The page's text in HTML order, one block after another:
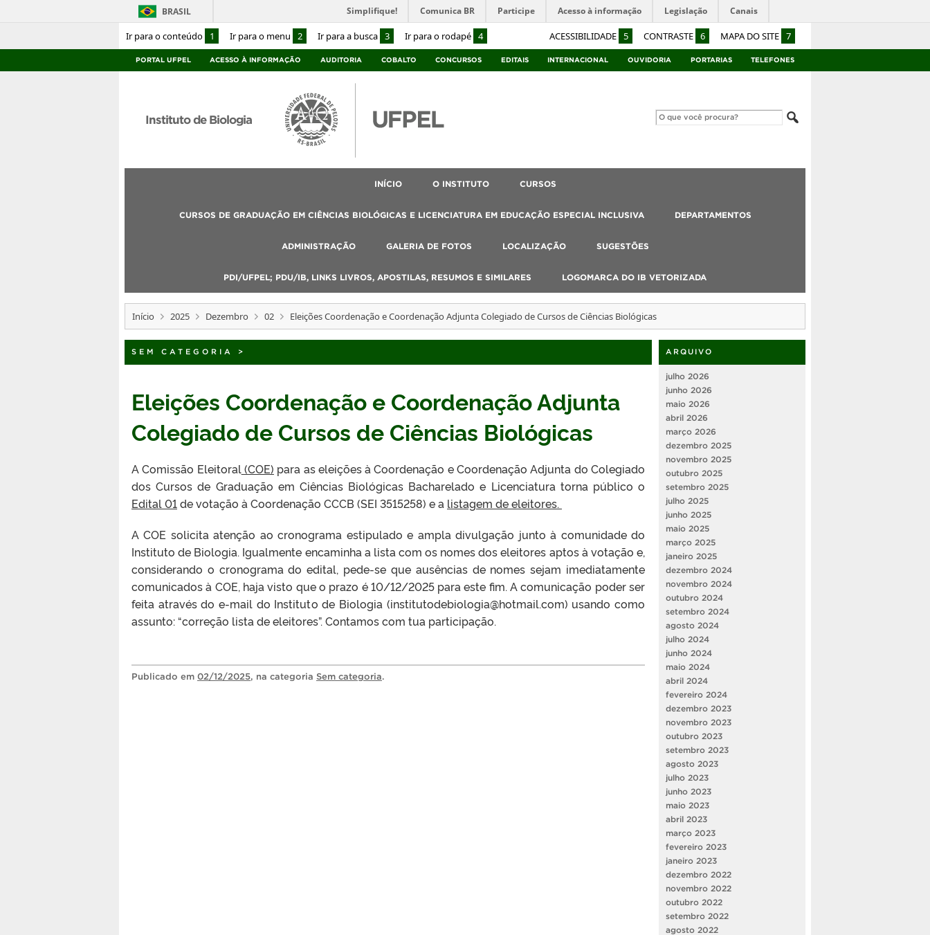
Ir para o conteúdo 1 Ir para o menu 2 Ir para a busca 3 Ir para o rodapé 4 ACESSIBILIDADE 5 CONTRASTE 6 MAPA DO SITE 7
BRASIL Simplifique! Comunica BR Participe Acesso à informação Legislação Canais
PORTAL UFPEL ACESSO À INFORMAÇÃO AUDITORIA COBALTO CONCURSOS EDITAIS INTERNACIONAL OUVIDORIA PORTARIAS TELEFONES
Instituto de Biologia
INÍCIO O INSTITUTO CURSOS
CURSOS DE GRADUAÇÃO EM CIÊNCIAS BIOLÓGICAS E LICENCIATURA EM EDUCAÇÃO ESPECIAL INCLUSIVA DEPARTAMENTOS
ADMINISTRAÇÃO GALERIA DE FOTOS LOCALIZAÇÃO SUGESTÕES
PDI/UFPEL; PDU/IB, LINKS LIVROS, APOSTILAS, RESUMOS E SIMILARES LOGOMARCA DO IB VETORIZADA
Início 2025 Dezembro 02 Eleições Coordenação e Coordenação Adjunta Colegiado de Cursos de Ciências Biológicas
SEM CATEGORIA >
Eleições Coordenação e Coordenação Adjunta
Colegiado de Cursos de Ciências Biológicas
A Comissão Eleitoral(COE) para as eleições à Coordenação e Coordenação Adjunta do Colegiado
dos Cursos de Graduação em Ciências Biológicas Bacharelado e Licenciatura torna público o
Edital 01de votação à Coordenação CCCB (SEI 3515258) e a listagem de eleitores.
A COE solicita atenção ao cronograma estipulado e ampla divulgação junto à comunidade do
Instituto de Biologia. Igualmente encaminha a lista com os nomes dos eleitores aptos à votação e,
considerando o cronograma do edital, pede-se que ausências de nomes sejam imediatamente
comunicados à COE, haja visto que o prazo é 10/12/2025 para este fim. A comunicação poder ser
feita através do e-mail do Instituto de Biologia (institutodebiologia@hotmail.com) usando como
assunto: “correção lista de eleitores”. Contamos com tua participação.
Publicado em 02/12/2025, na categoria Sem categoria.
ARQUIVO
julho 2026
junho 2026
maio 2026
abril 2026
março 2026
dezembro 2025
novembro 2025
outubro 2025
setembro 2025
julho 2025
junho 2025
maio 2025
março 2025
janeiro 2025
dezembro 2024
novembro 2024
outubro 2024
setembro 2024
agosto 2024
julho 2024
junho 2024
maio 2024
abril 2024
fevereiro 2024
dezembro 2023
novembro 2023
outubro 2023
setembro 2023
agosto 2023
julho 2023
junho 2023
maio 2023
abril 2023
março 2023
fevereiro 2023
janeiro 2023
dezembro 2022
novembro 2022
outubro 2022
setembro 2022
agosto 2022